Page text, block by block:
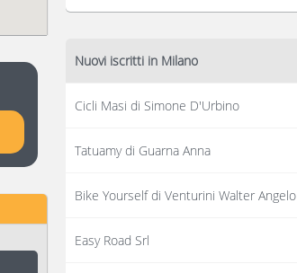
Nuovi iscritti in Milano
Cicli Masi di Simone D'Urbino
Tatuamy di Guarna Anna
Bike Yourself di Venturini Walter Angelo
Easy Road Srl